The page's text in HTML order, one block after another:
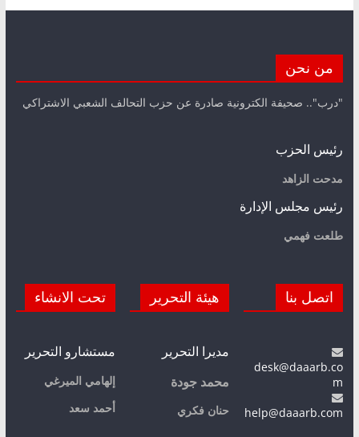
من نحن
"درب".. صحيفة الكترونية صادرة عن حزب التحالف الشعبي الاشتراكي
رئيس الحزب
مدحت الزاهد
رئيس مجلس الإدارة
طلعت فهمي
اتصل بنا
desk@daaarb.co
m
help@daaarb.com
هيئة التحرير
مديرا التحرير
محمد جودة
حنان فكري
تحت الانشاء
مستشارو التحرير
إلهامي الميرغي
أحمد سعد